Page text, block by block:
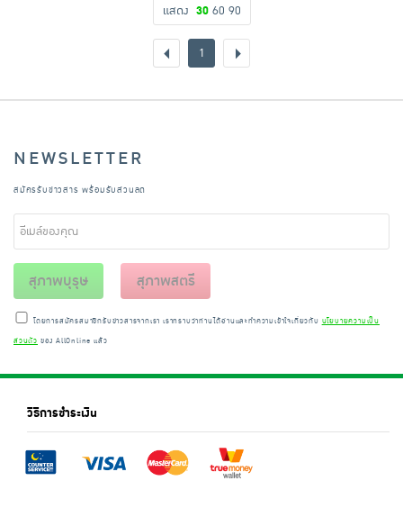
แสดง 30 60 90
1
NEWSLETTER
สมัครรับข่าวสาร พร้อมรับส่วนลด
สุภาพบุรุษ สุภาพสตรี
โดยการสมัครสมาชิกรับข่าวสารจากเรา เราทราบว่าท่านได้อ่านและทำความเข้าใจเกี่ยวกับ นโยบายความเป็น
ส่วนตัว ของ AllOnline แล้ว
วิธีการชำระเงิน